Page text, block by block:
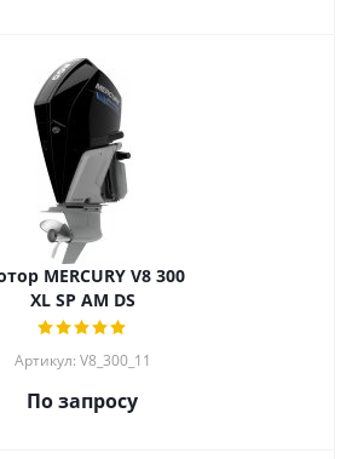
MERCURY V8 300
XL SP AM DS
Артикул: V8_300_11
По запросу